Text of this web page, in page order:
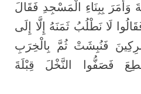
وَأَمَرَ بِبِنَاءِ الْمَسْجِدِ فَقَالَ
لَا نَطْلُبُ ثَمَنَهُ إِلَّا إِلَى
فَنُبِشَتْ ثُمَّ بِالْخِرَبِ
فَصَفُّوا النَّخْلَ قِبْلَةَ